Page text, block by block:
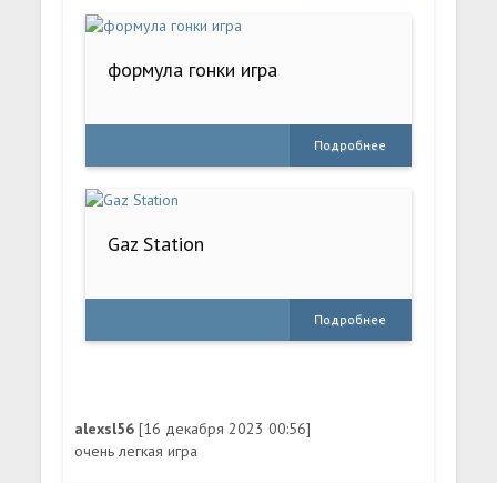
формула гонки игра
Подробнее
Gaz Station
Подробнее
alexsl56[16 декабря 2023 00:56]
очень легкая игра